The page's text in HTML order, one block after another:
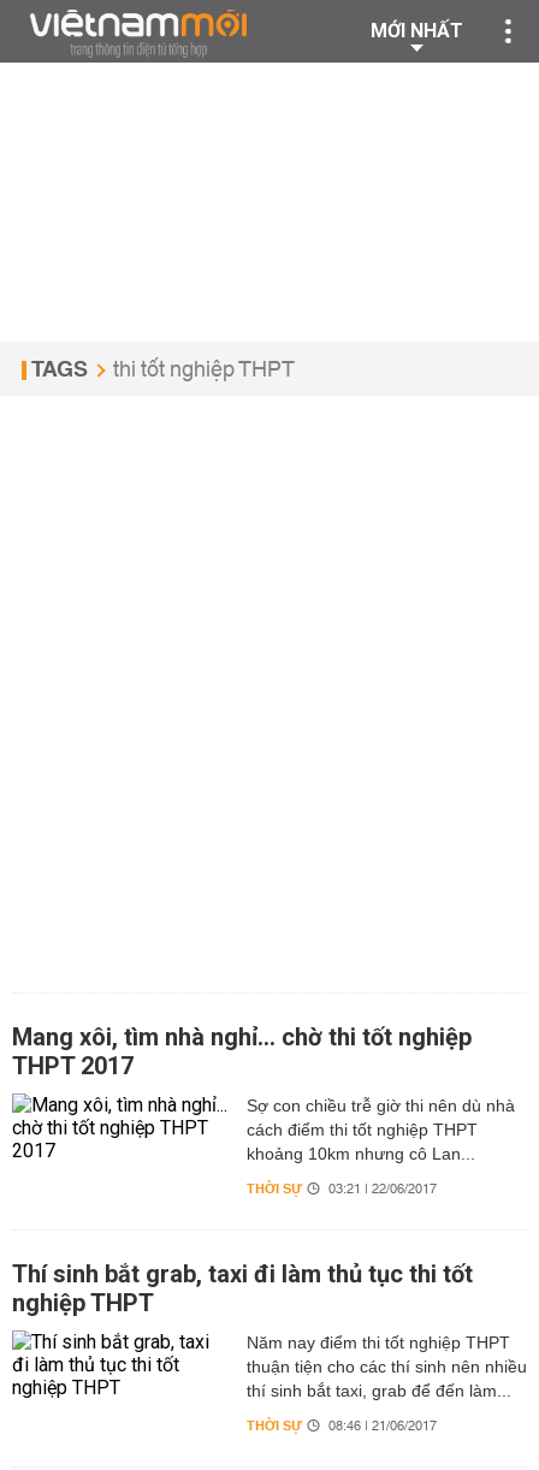
MỚI NHẤT
TAGS thi tốt nghiệp THPT
Mang xôi, tìm nhà nghỉ... chờ thi tốt nghiệp
THPT 2017
Sợ con chiều trễ giờ thi nên dù nhà
cách điểm thi tốt nghiệp THPT
khoảng 10km nhưng cô Lan...
THỜI SỰ 03:21 | 22/06/2017
Thí sinh bắt grab, taxi đi làm thủ tục thi tốt
nghiệp THPT
Năm nay điểm thi tốt nghiệp THPT
thuận tiện cho các thí sinh nên nhiều
thí sinh bắt taxi, grab để đến làm...
THỜI SỰ 08:46 | 21/06/2017